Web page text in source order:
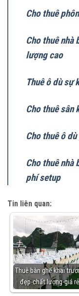
Cho thuê
Cho thuê
lượng cao
Thuê ô dù sự
Cho thuê sân
Cho thuê ô
Cho thuê
phí setup
Tin liên quan:
Thuê bàn ghế khai
đẹp-chất lượng-giá rẻ